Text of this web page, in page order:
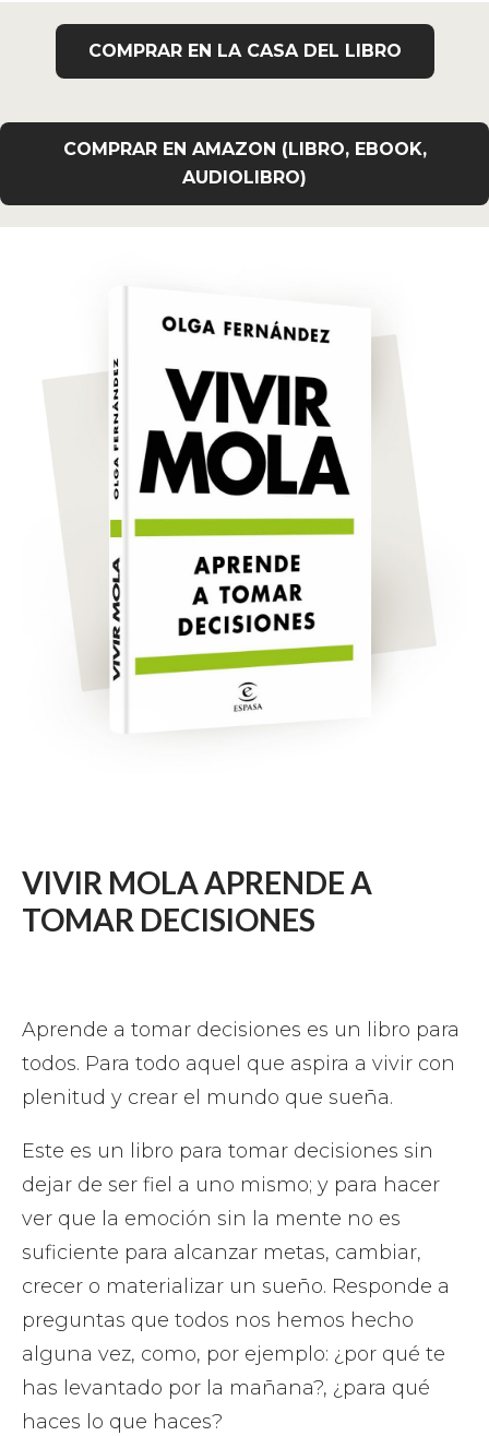
COMPRAR EN LA CASA DEL LIBRO
COMPRAR EN AMAZON (LIBRO, EBOOK,
AUDIOLIBRO)
VIVIR MOLA APRENDE A
TOMAR DECISIONES
Aprende a tomar decisiones es un libro para
todos. Para todo aquel que aspira a vivir con
plenitud y crear el mundo que sueña.
Este es un libro para tomar decisiones sin
dejar de ser fiel a uno mismo; y para hacer
ver que la emoción sin la mente no es
suficiente para alcanzar metas, cambiar,
crecer o materializar un sueño. Responde a
preguntas que todos nos hemos hecho
alguna vez, como, por ejemplo: ¿por qué te
has levantado por la mañana?, ¿para qué
haces lo que haces?